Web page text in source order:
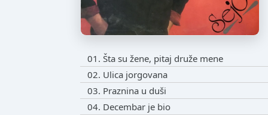
01. Šta su žene, pitaj druže mene
02. Ulica jorgovana
03. Praznina u duši
04. Decembar je bio